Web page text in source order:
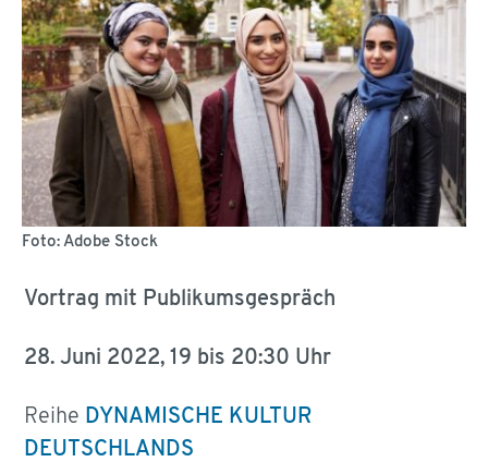
Foto: Adobe Stock
Vortrag mit Publikumsgespräch
28. Juni 2022, 19 bis 20:30 Uhr
Reihe DYNAMISCHE KULTUR
DEUTSCHLANDS